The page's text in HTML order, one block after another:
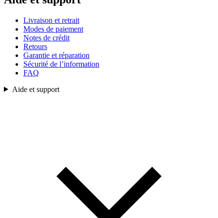
Livraison et retrait
Modes de paiement
Notes de crédit
Retours
Garantie et réparation
Sécurité de l’information
FAQ
Aide et support